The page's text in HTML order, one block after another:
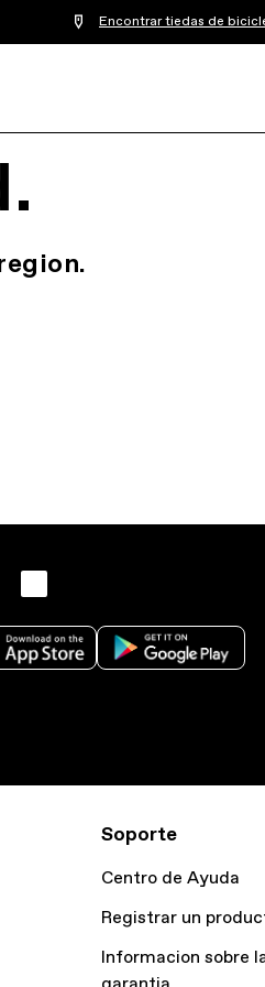
Encontrar tiedas de
Soporte
Centro de Ayuda
Registrar un
Informacion sobre